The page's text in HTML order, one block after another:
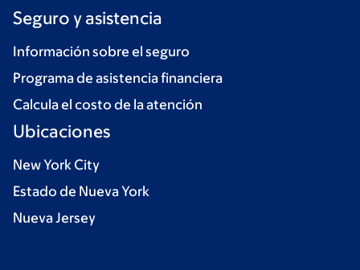
Seguro y asistencia
Información sobre el seguro
Programa de asistencia financiera
Calcula el costo de la atención
Ubicaciones
New York City
Estado de Nueva York
Nueva Jersey